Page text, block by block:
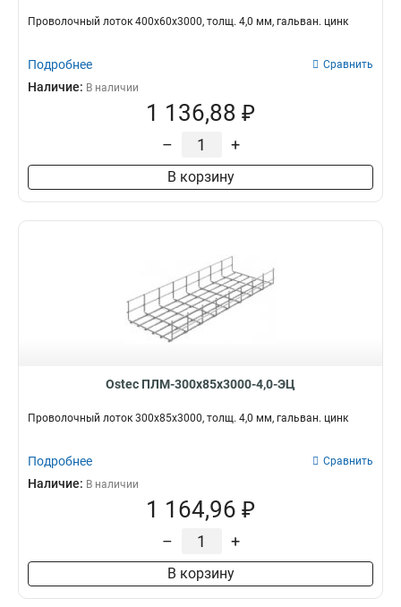
Проволочный лоток 400х60х3000, толщ. 4,0 мм, гальван. цинк
Подробнее Сравнить
Наличие: В наличии
1 136,88 ₽
– +
В корзину
Ostec ПЛМ-300х85х3000-4,0-ЭЦ
Проволочный лоток 300х85х3000, толщ. 4,0 мм, гальван. цинк
Подробнее Сравнить
Наличие: В наличии
1 164,96 ₽
– +
В корзину